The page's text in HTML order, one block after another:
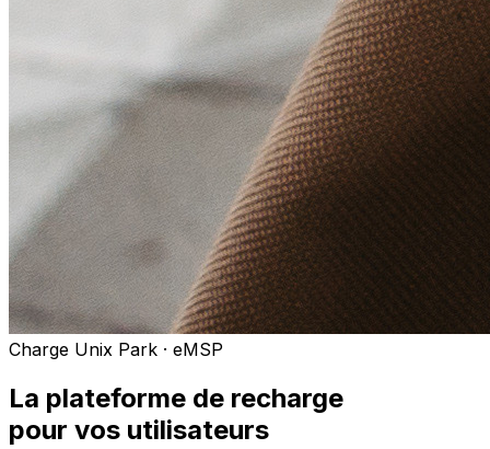
Charge Unix Park · eMSP
La plateforme de recharge
pour vos utilisateurs